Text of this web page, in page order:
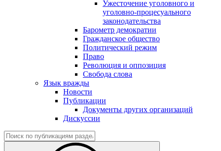
Ужесточение уголовного и
уголовно-процесуального
законодательства
Барометр демократии
Гражданское общество
Политический режим
Право
Революция и оппозиция
Свобода слова
Язык вражды
Новости
Публикации
Документы других организаций
Дискуссии